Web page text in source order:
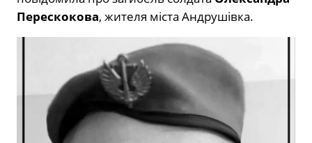
Перескокова, жителя міста Андрушівка.